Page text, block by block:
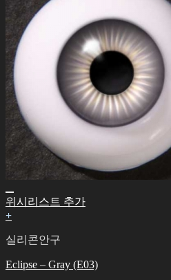
위시리스트 추가
+
실리콘안구
Eclipse – Gray (E03)